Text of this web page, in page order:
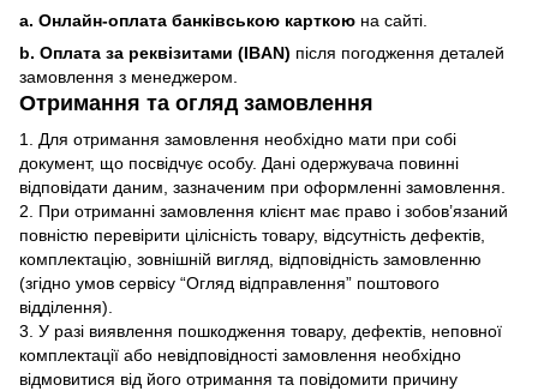
a. Онлайн-оплата банківською карткою на сайті.
b. Оплата за реквізитами (IBAN) після погодження деталей
замовлення з менеджером.
Отримання та огляд замовлення
1. Для отримання замовлення необхідно мати при собі
документ, що посвідчує особу. Дані одержувача повинні
відповідати даним, зазначеним при оформленні замовлення.
2. При отриманні замовлення клієнт має право і зобов’язаний
повністю перевірити цілісність товару, відсутність дефектів,
комплектацію, зовнішній вигляд, відповідність замовленню
(згідно умов сервісу “Огляд відправлення” поштового
відділення).
3. У разі виявлення пошкодження товару, дефектів, неповної
комплектації або невідповідності замовлення необхідно
відмовитися від його отримання та повідомити причину